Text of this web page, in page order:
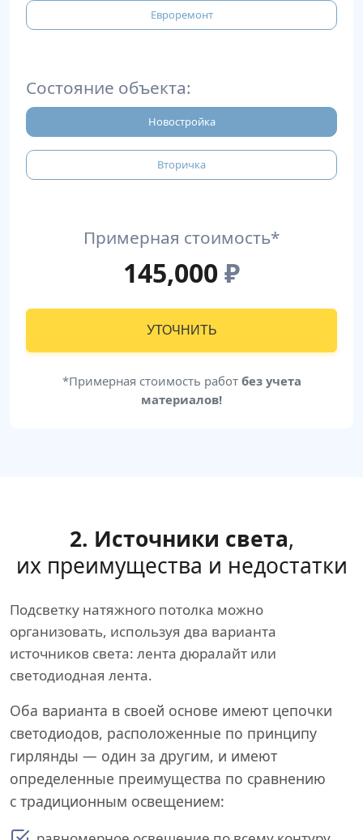
Евроремонт
Состояние объекта:
Новостройка
Вторичка
Примерная стоимость*
145,000₽
УТОЧНИТЬ
*Примерная стоимость работ без учета
материалов!
2. Источники света,
их преимущества и недостатки
Подсветку натяжного потолка можно
организовать, используя два варианта
источников света: лента дюралайт или
светодиодная лента.
Оба варианта в своей основе имеют цепочки
светодиодов, расположенные по принципу
гирлянды — один за другим, и имеют
определенные преимущества по сравнению
с традиционным освещением: